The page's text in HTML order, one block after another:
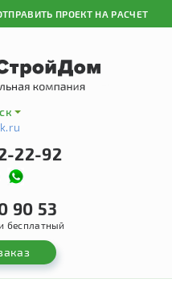
ПРОЕКТ НА РАСЧЕТ
22-92
90 53
бесплатный